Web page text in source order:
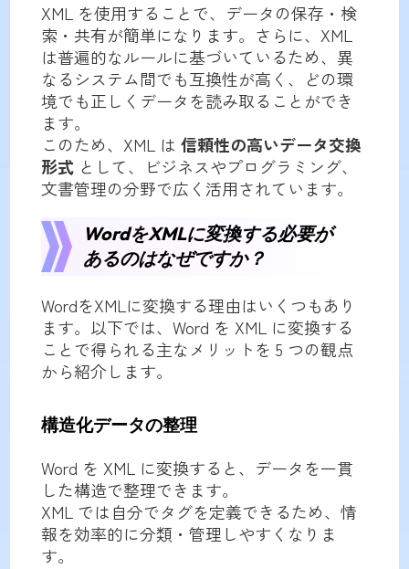
XML を使用することで、データの保存・検
索・共有が簡単になります。さらに、XML
は普遍的なルールに基づいているため、異
なるシステム間でも互換性が高く、どの環
境でも正しくデータを読み取ることができ
ます。
このため、XML は 信頼性の高いデータ交換
形式として、ビジネスやプログラミング、
文書管理の分野で広く活用されています。
WordをXMLに変換する必要が
あるのはなぜですか？
WordをXMLに変換する理由はいくつもあり
ます。以下では、Word を XML に変換する
ことで得られる主なメリットを 5 つの観点
から紹介します。
構造化データの整理
Word を XML に変換すると、データを一貫
した構造で整理できます。
XML では自分でタグを定義できるため、情
報を効率的に分類・管理しやすくなりま
す。